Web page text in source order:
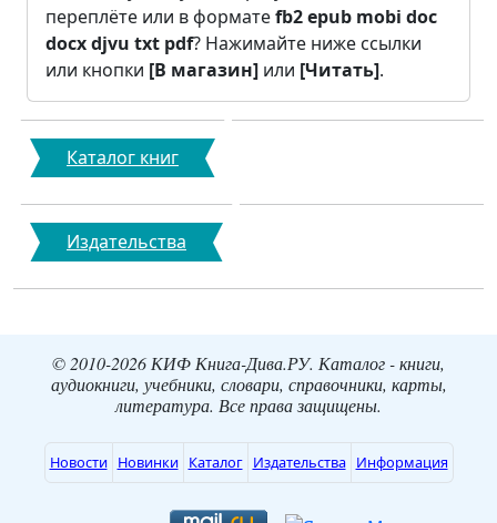
переплёте или в форматеfb2epub mobi doc
docxdjvu txt pdf? Нажимайте ниже ссылки
или кнопки [В магазин] или [Читать].
Каталог книг
Издательства
© 2010-2026 КИФ Книга-Дива.РУ. Каталог - книги,
аудиокниги, учебники, словари, справочники, карты,
литература. Все права защищены.
Новости Новинки Каталог Издательства Информация